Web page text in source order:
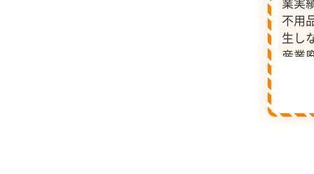
不用
生し
産業